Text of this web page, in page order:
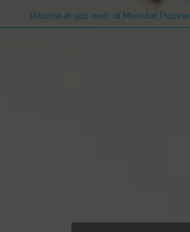
Ritorna al sito web di Mondial Piscine